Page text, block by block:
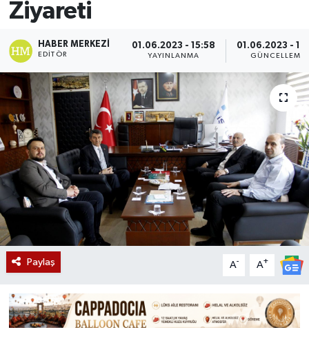
Ziyareti
HABER MERKEZI
EDITÖR
01.06.2023 - 15:58
YAYINLANMA
01.06.2023 -
GÜNCELLEME
Paylaş A- A+